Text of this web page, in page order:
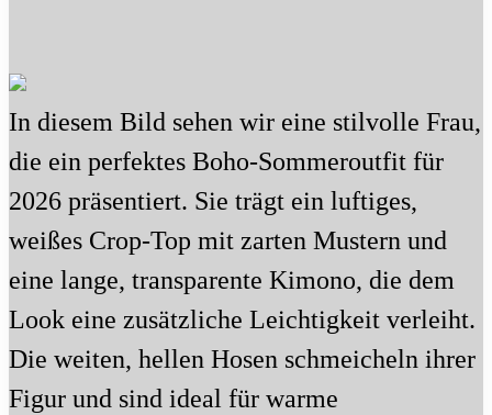
In diesem Bild sehen wir eine stilvolle Frau,
die ein perfektes Boho-Sommeroutfit für
2026 präsentiert. Sie trägt ein luftiges,
weißes Crop-Top mit zarten Mustern und
eine lange, transparente Kimono, die dem
Look eine zusätzliche Leichtigkeit verleiht.
Die weiten, hellen Hosen schmeicheln ihrer
Figur und sind ideal für warme